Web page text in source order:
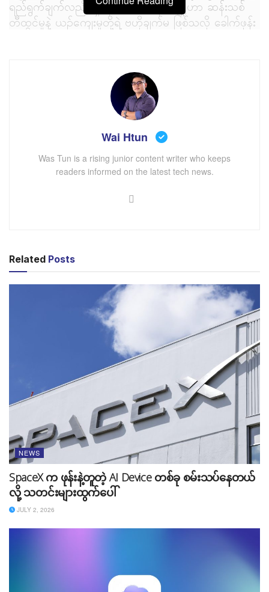
ရည်ရွက်ချက်လည်း ရှိနေပါတယ်။ ဆိုးလ်မြို့ဟာ ဆန်းသစ်
တီထွင်မှုနဲ့ ယဥ်ကျေးမှုတို့ရဲ့ ဗဟိုချက်မ ဖြစ်သလို ခေါက်ဖုန်း
Galaxy Unpacked ပွဲမှာ အဓိကထား မိတ်ဆက်ပေးသွားမှာ
ကလည်း ခေါက်ဖုန်းဖြစ်ပြီး ခေါက်ဖုန်းတွေဟာ Samsung ကို
ကိုယ်စားပြုနေကာ ဖုန်းတွေရဲ့ အနာဂတ်ကို ပုံဖော်ရန်
တိုက်တွန်းပေးနေတဲ့ ဆန်းသစ်တီထွင်မှု ဖြစ်တာကြောင့်
နောက်ပိုင်းမှာလည်း Galaxy Unpacked ပွဲတွေမှာ ခေါက်
ဖုန်းတွေကိုပဲ အဓိကထားသွားမှာဖြစ်လို့ သတ်မှတ်ထားတဲ့
စံချိန်နဲ့ ကိုက်ညီတဲ့ မြို့အသီးသီးမှာပဲ ကျင်းပသွားမယ်လို့
ကောလဟာလ သတင်းများအရ Galaxy Unpacked ပွဲကို
ဇူလိုင်လ ၂၆ ရက်နေ့မှာ ကျင်းပသွားမယ်လို့ သိရပြီး အရင်
နှစ်တွေထပ်တော့ အနည်းငယ်စောပြီး ကျင်းပလိုက်တာ တွေ့
ရပါတယ်။ ၂၀၂၂ တုန်းက Galaxy Unpacked ပွဲမှာ Galaxy
Z Fold 4 နဲ့ Z Flip 4 တို့ကို မိတ်ဆက်ပေးခဲ့တာကြောင့် ဒီ
နှစ်မှာ Galaxy Z Fold 5 နဲ့ Z Flip 5 တို့ကို မိတ်ဆက်ပေး
မယ်လို့ ခန့်မှန်း ထားကြပါတယ်။
Wai Htun
Was Tun is a rising junior content writer who keeps
readers informed on the latest tech news.
Related Posts
NEWS
SpaceX က ဖုန်းနဲ့တူတဲ့ AI Device တစ်ခု စမ်းသပ်နေတယ်
လို့ သတင်းများထွက်ပေါ်
JULY 2, 2026